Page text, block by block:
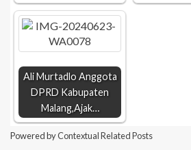
Ali Murtadlo Anggota
DPRD Kabupaten
Malang,Ajak…
Powered byContextual Related Posts